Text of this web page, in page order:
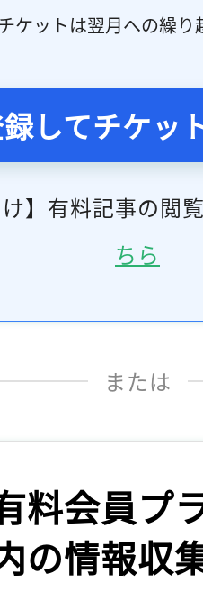
ケットは翌月への繰り
してチケッ
け】有料記事の閲
ちら
または
料会員プ
の情報収